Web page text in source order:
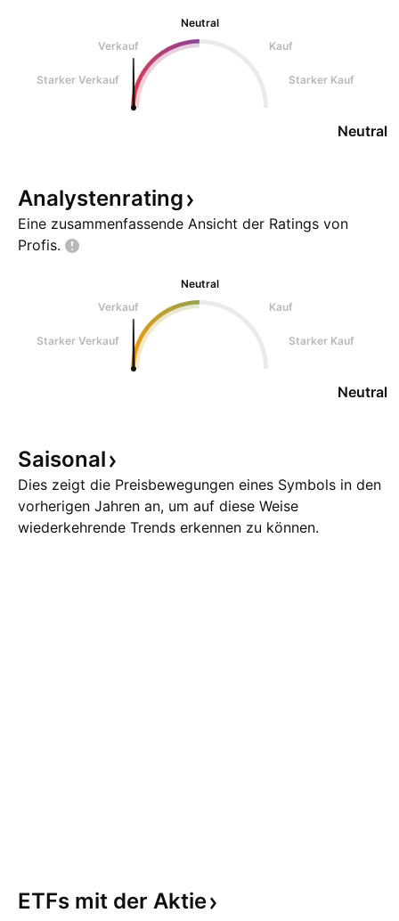
Neutral
Verkauf
Kauf
Starker Verkauf Starker Kauf
Neutral
Analystenrating
Eine zusammenfassende Ansicht der Ratings von
Profis.
Neutral
Verkauf
Kauf
Starker Verkauf Starker Kauf
Neutral
Saisonal
Dies zeigt die Preisbewegungen eines Symbols in den
vorherigen Jahren an, um auf diese Weise
wiederkehrende Trends erkennen zu können.
ETFs mit der Aktie